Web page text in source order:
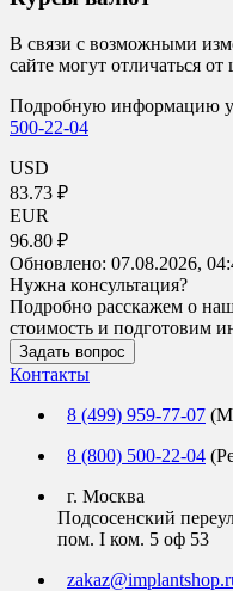
В связи с возможными
сайте могут отличаться
Подробную информацию
500-22-04
USD
83.73 ₽
EUR
96.80 ₽
Обновлено: 07.08.2026,
Нужна консультация?
Подробно расскажем о
стоимость и подготовим
Задать вопрос
Контакты
8 (499) 959-77-07
8 (800) 500-22-04
г. Москва
Подсосенский
пом. I ком. 5 оф 53